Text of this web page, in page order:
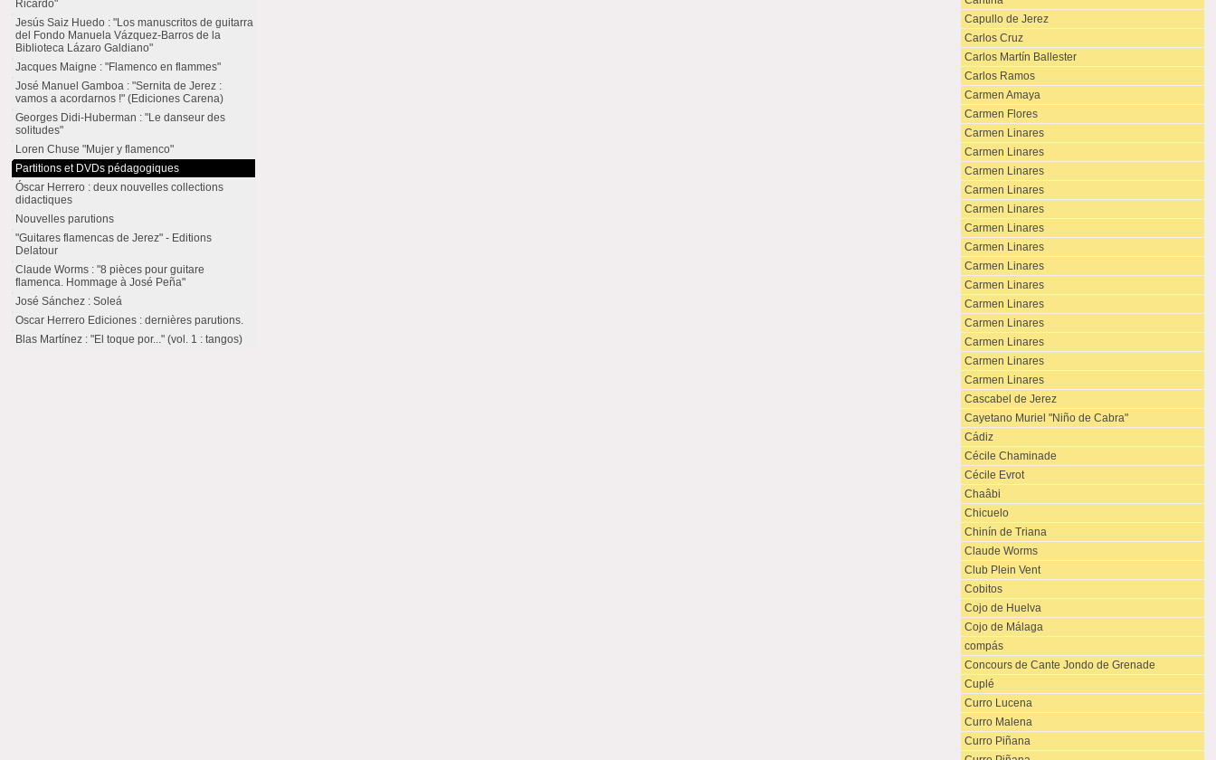
Capullo de Jerez
Carlos Cruz
Carlos Martín Ballester
Carlos Ramos
Carmen Amaya
Carmen Flores
Carmen Linares
Carmen Linares
Carmen Linares
Carmen Linares
Carmen Linares
Carmen Linares
Carmen Linares
Carmen Linares
Carmen Linares
Carmen Linares
Carmen Linares
Carmen Linares
Carmen Linares
Carmen Linares
Cascabel de Jerez
Cayetano Muriel "Niño de Cabra"
Cádiz
Cécile Chaminade
Cécile Evrot
Chaâbi
Chicuelo
Chinín de Triana
Claude Worms
Club Plein Vent
Cobitos
Cojo de Huelva
Cojo de Málaga
compás
Concours de Cante Jondo de Grenade
Cuplé
Curro Lucena
Curro Malena
Curro Piñana
Ricardo"
Jesús Saiz Huedo : "Los manuscritos de guitarra
del Fondo Manuela Vázquez-Barros de la
Biblioteca Lázaro Galdiano"
Jacques Maigne : "Flamenco en flammes"
José Manuel Gamboa : "Sernita de Jerez :
vamos a acordarnos !" (Ediciones Carena)
Georges Didi-Huberman : "Le danseur des
solitudes"
Loren Chuse "Mujer y flamenco"
Partitions et DVDs pédagogiques
Óscar Herrero : deux nouvelles collections
didactiques
Nouvelles parutions
"Guitares flamencas de Jerez" - Editions
Delatour
Claude Worms : "8 pièces pour guitare
flamenca. Hommage à José Peña"
José Sánchez : Soleá
Oscar Herrero Ediciones : dernières parutions.
Blas Martínez : "El toque por..." (vol. 1 : tangos)